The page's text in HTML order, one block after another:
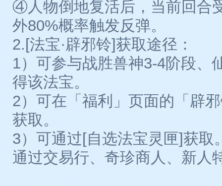
④人物倒地复活后，当前回合
外80%概率触发反弹。
2.[法宝·辟邪铃]获取途径：
1）可参与战胜兽神3-4阶段、
得该法宝。
2）可在「福利」页面的「辟
获取。
3）可通过[自选法宝灵匣]获取
通过交易行、奇珍商人、新人